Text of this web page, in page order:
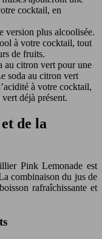
cocktail, en
version plus alcoolisée.
à votre cocktail, tout
de fruits.
au citron vert pour une
soda au citron vert
à votre cocktail,
déjà présent.
de la
Pink Lemonade est
combinaison du jus de
rafraîchissante et